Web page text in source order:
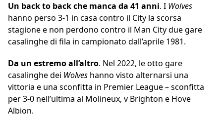
Un back to back che manca da 41 anni. I Wolves
hanno perso 3-1 in casa contro il City la scorsa
stagione e non perdono contro il Man City due gare
casalinghe di fila in campionato dall’aprile 1981.
Da un estremo all’altro. Nel 2022, le otto gare
casalinghe dei Wolves hanno visto alternarsi una
vittoria e una sconfitta in Premier League – sconfitta
per 3-0 nell’ultima al Molineux, v Brighton e Hove
Albion.